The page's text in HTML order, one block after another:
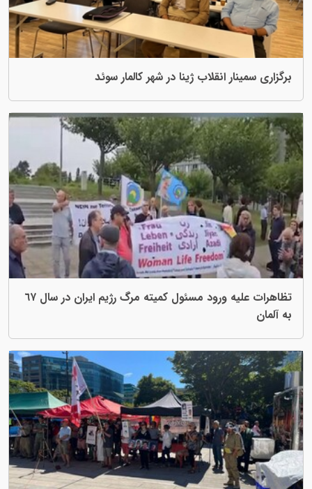
برگزاری سمینار انقلاب ژینا در شهر کالمار سوئد
تظاهرات علیه ورود مسئول کمیته مرگ رژیم ایران در سال ٦٧
به آلمان